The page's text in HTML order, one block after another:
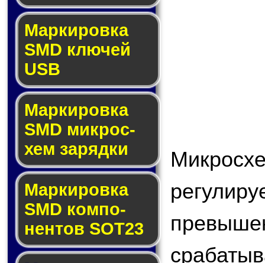
Маркировка
SMD клю­чей
USB
Маркировка
SMD мик­рос­
хем за­ряд­ки
Маркировка
SMD ком­по­
нен­тов SOT23